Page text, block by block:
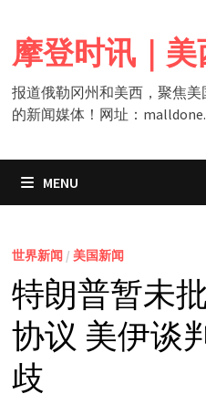
content
摩登时讯｜美
报道俄勒冈州和美西，聚焦
的新闻媒体！网址：
MENU
世界新闻/ 美国新闻
特朗普暂未
协议 美伊谈
歧